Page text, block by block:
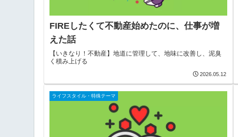
FIREしたくて不動産始めたのに、仕事が増
えた話
【いきなり！不動産】地道に管理して、地味に改善し、泥臭
く積み上げる
2026.05.12
ライフスタイル・特殊テーマ